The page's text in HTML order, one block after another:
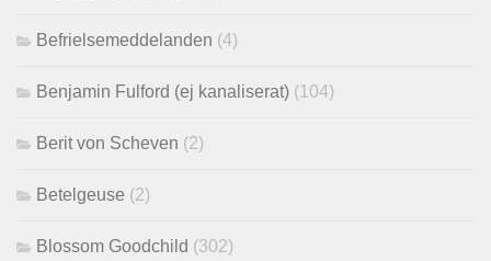
Befrielsemeddelanden (4)
Benjamin Fulford (ej kanaliserat) (104)
Berit von Scheven (2)
Betelgeuse (2)
Blossom Goodchild (302)